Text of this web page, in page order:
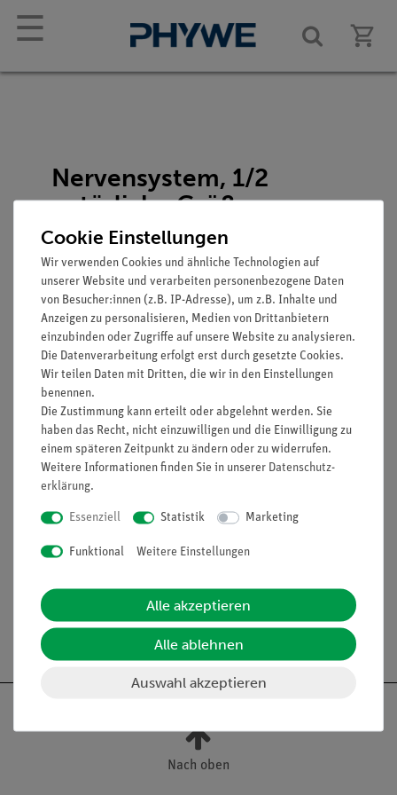
☰
Nervensystem, 1/2
natürliche Größe
Artikel-Nr.: 3BS-1000231
Funktion und Verwendung
Bei diesem Reliefmodell sind sowohl das zentrale als
dargestellt. Ein besonders anschauliches Modell zum
Grundbrett.
Nach oben
Cookie Einstellungen
Wir verwenden Cookies und ähnliche Technologien auf
unserer Website und verarbeiten personenbezogene Daten
von Besucher:innen (z.B. IP-Adresse), um z.B. Inhalte und
Anzeigen zu personalisieren, Medien von Drittanbietern
einzubinden oder Zugriffe auf unsere Website zu analysieren.
Die Datenverarbeitung erfolgt erst durch gesetzte Cookies.
Wir teilen Daten mit Dritten, die wir in den Einstellungen
benennen.
Die Zustimmung kann erteilt oder abgelehnt werden. Sie
haben das Recht, nicht einzuwilligen und die Einwilligung zu
einem späteren Zeitpunkt zu ändern oder zu widerrufen.
Weitere Informationen finden Sie in unserer Daten­schutz­
erklärung.
Essenziell Statistik Marketing
Funktional Weitere Einstellungen
Alle akzeptieren
Alle ablehnen
Auswahl akzeptieren